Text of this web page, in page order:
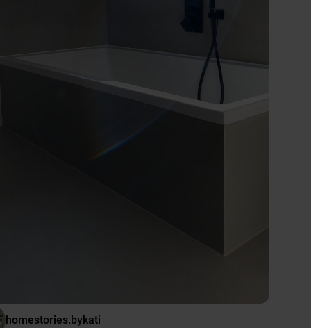
homestories.bykati